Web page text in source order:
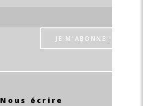
Nous écrire